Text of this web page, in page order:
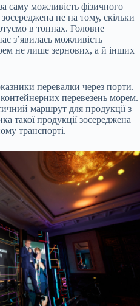
саму можливість фізичного
не на тому, скільки
в тоннах. Головне
з’явилась можливість
не лише зернових, а й інших
перевалки через порти.
перевезень морем.
маршрут для продукції з
такої продукції зосереджена
транспорті.